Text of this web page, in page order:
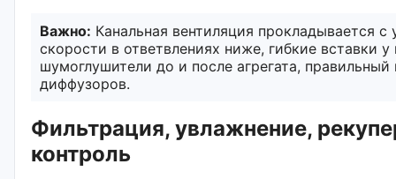
Важно: Канальная вентиляция прокладывается
скорости в ответвлениях ниже, гибкие вставки у
шумоглушители до и после агрегата,
диффузоров.
Фильтрация, увлажнение,
контроль